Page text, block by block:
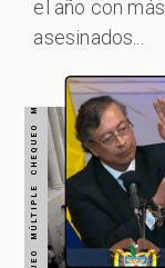
el año con
asesinados...